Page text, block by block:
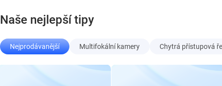
Naše nejlepší tipy
Nejprodávanější Multifokální kamery Chytrá přístupová